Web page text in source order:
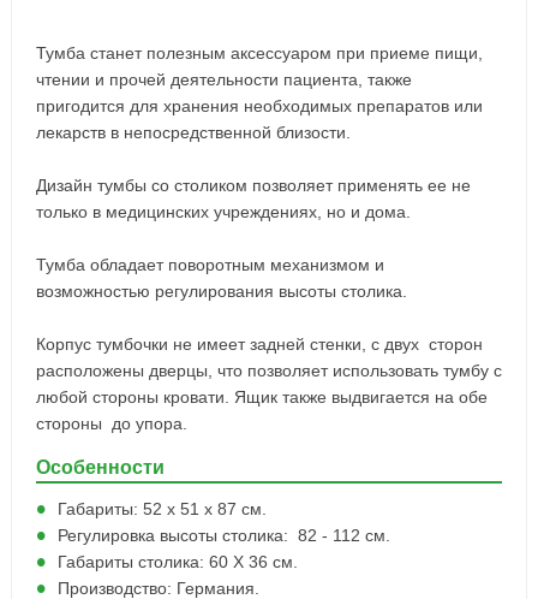
Тумба станет полезным аксессуаром при приеме пищи,
чтении и прочей деятельности пациента, также
пригодится для хранения необходимых препаратов или
лекарств в непосредственной близости.
Дизайн тумбы со столиком позволяет применять ее не
только в медицинских учреждениях, но и дома.
Тумба обладает поворотным механизмом и
возможностью регулирования высоты столика.
Корпус тумбочки не имеет задней стенки, с двух сторон
расположены дверцы, что позволяет использовать тумбу с
любой стороны кровати. Ящик также выдвигается на обе
стороны до упора.
Особенности
Габариты: 52 х 51 х 87 см.
Регулировка высоты столика: 82 - 112 см.
Габариты столика: 60 Х 36 см.
Производство: Германия.